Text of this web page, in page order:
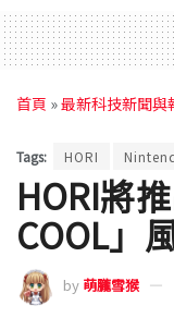
首頁 »最新科技新聞與
Tags: HORI
HORI將
COOL」
by 萌朧雪猴